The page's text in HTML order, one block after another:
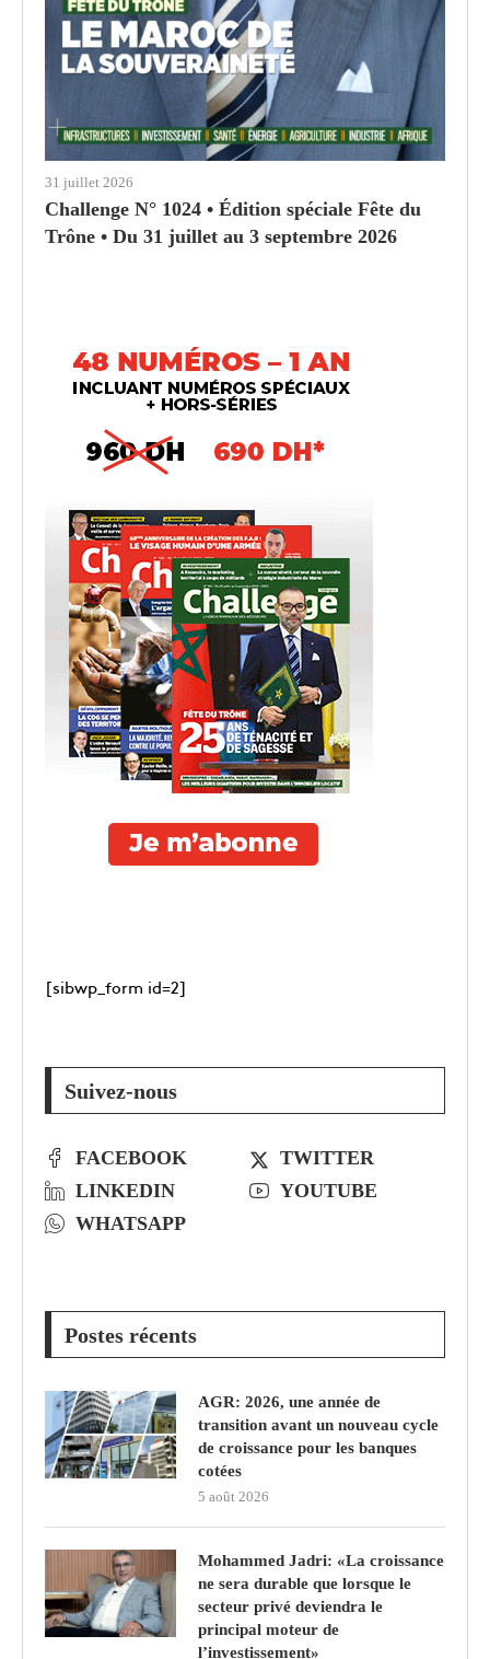
31 juillet 2026
Challenge N° 1024 • Édition spéciale Fête du
Trône • Du 31 juillet au 3 septembre 2026
[sibwp_form id=2]
Suivez-nous
FACEBOOK
TWITTER
LINKEDIN
YOUTUBE
WHATSAPP
Postes récents
AGR: 2026, une année de
transition avant un nouveau cycle
de croissance pour les banques
cotées
5 août 2026
Mohammed Jadri: «La croissance
ne sera durable que lorsque le
secteur privé deviendra le
principal moteur de
l’investissement»